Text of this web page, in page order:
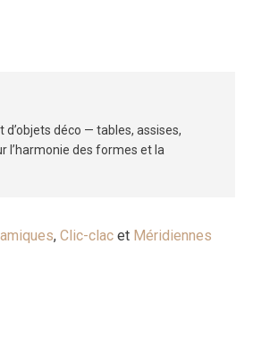
déco — tables, assises,
l’harmonie des formes et la
, Clic-clac et Méridiennes